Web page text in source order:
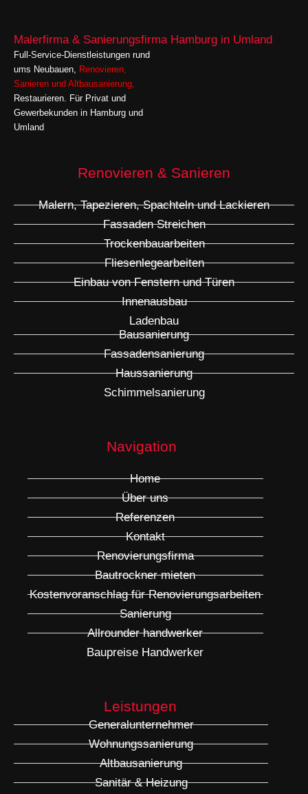
Malerfirma & Sanierungsfirma Hamburg in Umland
Full-Service-Dienstleistungen rund
ums Neubauen, Renovieren
Sanieren und Altbausanierung,
Restaurieren. Für Privat und
Gewerbekunden in Hamburg und
Umland
Renovieren & Sanieren
Malern, Tapezieren, Spachteln und Lackieren
Fassaden Streichen
Trockenbauarbeiten
Fliesenlegearbeiten
Einbau von Fenstern und Türen
Innenausbau
Ladenbau
Bausanierung
Fassadensanierung
Haussanierung
Schimmelsanierung
Navigation
Home
Über uns
Referenzen
Kontakt
Renovierungsfirma
Bautrockner mieten
Kostenvoranschlag für Renovierungsarbeiten
Sanierung
Allrounder handwerker
Baupreise Handwerker
Leistungen
Generalunternehmer
Wohnungssanierung
Altbausanierung
Sanitär & Heizung